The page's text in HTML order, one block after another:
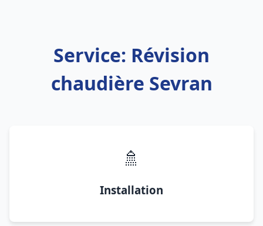
Service: Révision
chaudière Sevran
🚿
Installation